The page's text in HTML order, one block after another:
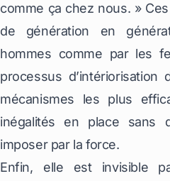
comme ça chez nous. »
de génération en
hommes comme par les
processus d’intériorisation
mécanismes les plus
inégalités en place sans
imposer par la force.
Enfin, elle est invisible